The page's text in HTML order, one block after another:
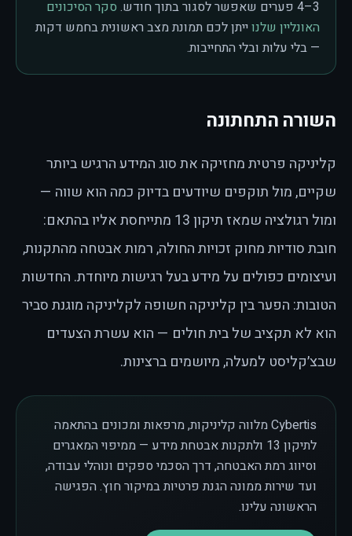
3–4 פערים שאפשר לסגור בתוך חודש.
סקר הסיכונים
האונליין שלנוייתן לכם תמונת מצב ראשונית בחמש דקות
— בלי עלות ובלי התחייבות.
השורה התחתונה
קליניקה פרטית מחזיקה את סוג המידע הרגיש ביותר
שקיים, מול תוקפים שיודעים בדיוק כמה הוא שווה —
ומול רגולציה שמאז תיקון 13 מתייחסת אליו בהתאם:
חובת סודיות מחוק זכויות החולה, רמות אבטחה מהתקנות,
ועיצומים כפולים על מידע בעל רגישות מיוחדת. החדשות
הטובות: הפער בין קליניקה חשופה לקליניקה מוגנת סביר
הוא לא תקציב של בית חולים — הוא עשרת הצעדים
שבצ׳קליסט למעלה, מיושמים ברצינות.
Cybertis מלווה קליניקות, מרפאות ומכונים בהתאמה
לתיקון 13 ולתקנות אבטחת מידע — ממיפוי המאגרים
וסיווג רמת האבטחה, דרך הסכמי ספקים ונוהלי עבודה,
ועד שירות ממונה הגנת פרטיות במיקור חוץ. הפגישה
הראשונה עלינו.